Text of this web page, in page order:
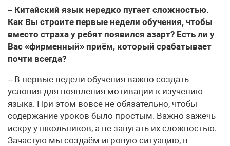
– Китайский язык нередко пугает сложностью.
Как Вы строите первые недели обучения, чтобы
вместо страха у ребят появился азарт? Есть ли у
Вас «фирменный» приём, который срабатывает
почти всегда?
– В первые недели обучения важно создать
условия для появления мотивации к изучению
языка. При этом вовсе не обязательно, чтобы
содержание уроков было простым. Важно зажечь
искру у школьников, а не запугать их сложностью.
Зачастую мы создаём игровую ситуацию, в